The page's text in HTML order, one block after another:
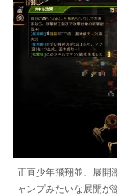
正直少年飛翔並、展開
ャンプみたいな展開が